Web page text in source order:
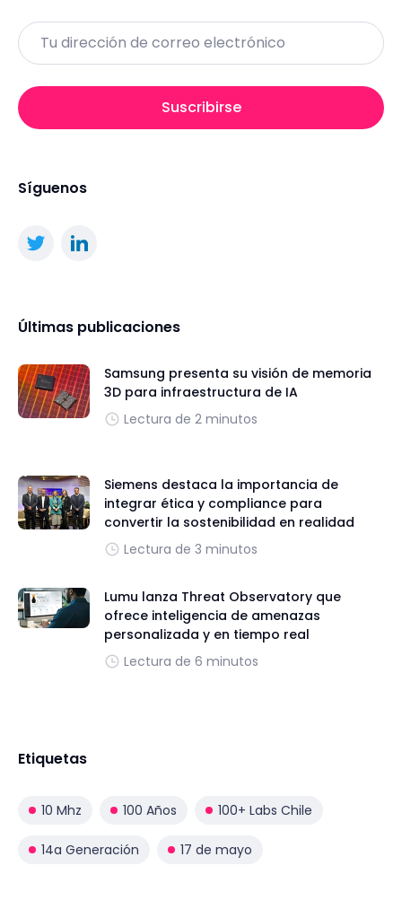
Email
Suscribirse
Síguenos
Últimas publicaciones
Samsung presenta su visión de memoria
3D para infraestructura de IA
Lectura de 2 minutos
Siemens destaca la importancia de
integrar ética y compliance para
convertir la sostenibilidad en realidad
Lectura de 3 minutos
Lumu lanza Threat Observatory que
ofrece inteligencia de amenazas
personalizada y en tiempo real
Lectura de 6 minutos
Etiquetas
10 Mhz 100 Años 100+ Labs Chile
14a Generación 17 de mayo